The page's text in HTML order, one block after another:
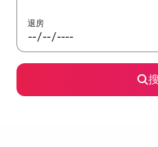
退房